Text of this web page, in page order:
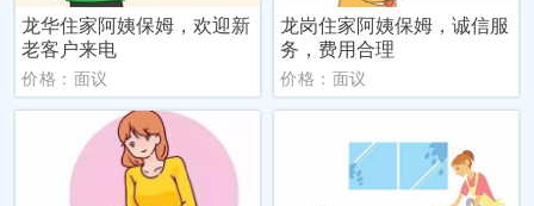
龙华住家阿姨保姆，欢迎新
老客户来电
价格：面议
龙岗住家阿姨保姆，诚信服
务，费用合理
价格：面议